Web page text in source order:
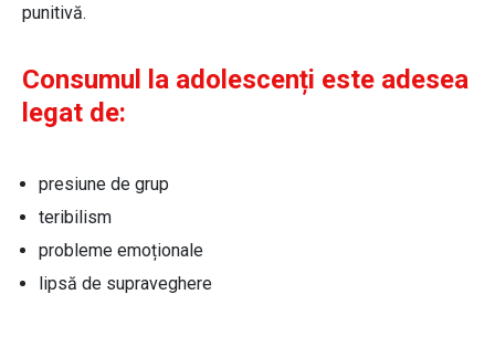
punitivă.
Consumul la adolescenți este adesea
legat de:
presiune de grup
teribilism
probleme emoționale
lipsă de supraveghere